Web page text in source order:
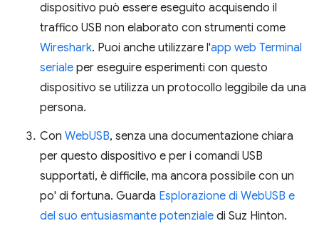
dispositivo può essere eseguito acquisendo il
traffico USB non elaborato con strumenti come
Wireshark. Puoi anche utilizzare l'app web Terminal
seriale per eseguire esperimenti con questo
dispositivo se utilizza un protocollo leggibile da una
persona.
Con WebUSB, senza una documentazione chiara
per questo dispositivo e per i comandi USB
supportati, è difficile, ma ancora possibile con un
po' di fortuna. Guarda Esplorazione di WebUSB e
del suo entusiasmante potenziale di Suz Hinton.